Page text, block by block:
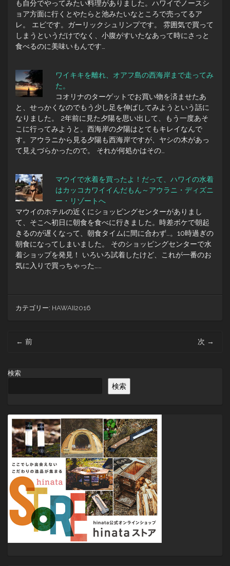
も自分でやってみたい料理がありました。ハワイでノースシ
ョア方面に行くとやたらと池みたいなところで売ってるア
レ。 エビです。ガーリックシュリンプです。 雰囲気で買って
しまうというだけでなく、小腹がすいたなあって時にさっと
食べるのに美味いもんです…
ワイキキを離れ、オアフ島の西海岸まで走ってみ
た。
コオリナのターゲットでお買い物を済ませたあ
と、せっかくなのでもう少し足を伸ばしてみようという話に
なりました。 2年前に見た夕陽を思い出して、もう一度あそ
こに行ってみようと。西海岸の夕陽はとてもキレイなんで
す。アウラニから見る夕陽も西海岸ですが、ヤシの木があっ
て見えづらかったので。 それが何処かはその…
マウイで水着を買ったよ！だって、ハワイの水着
はカッコカワイイんだもん～アウラニ・ディズニ
ー・リゾートへ
マウイのホテルの近くにショッピングセンターがありまし
て、そこへ初日に朝食を食べに行きました。時差ボケで朝起
きるのが遅くなって、朝食タイムに間に合わず…。10時過ぎの
朝食になってしまいました。 そのショッピングセンターで水
着ショップを発見！ いろいろ試着したけど、これが一番のお
気に入りで買っちゃった……
カテゴリー: HAWAII2016
ビ
ゲ
← 前 次 →
検索
検索